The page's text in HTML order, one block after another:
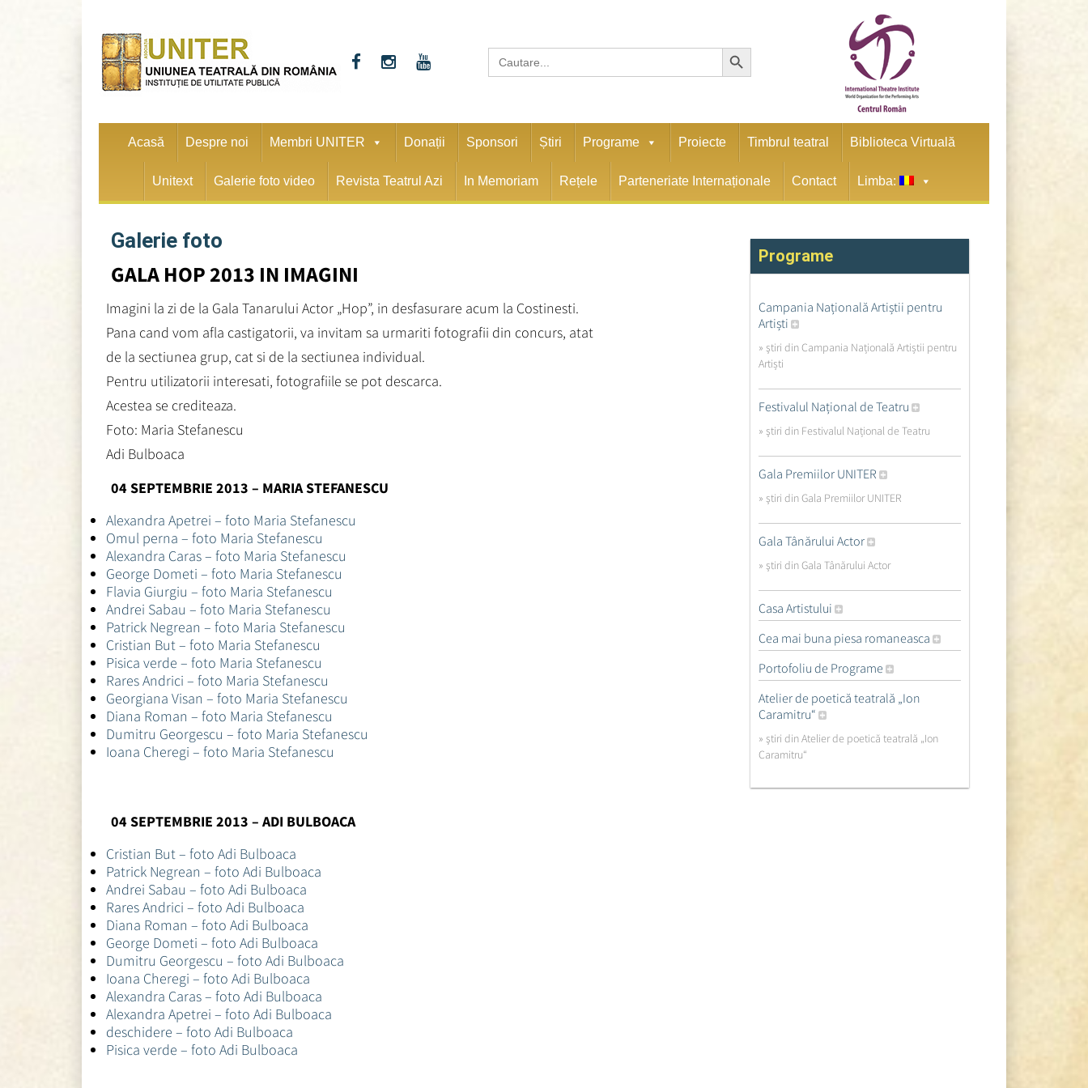
Search
for:
Search Button
Acasă Despre noi Membri UNITER Donații Sponsori Știri Programe Proiecte Timbrul teatral Biblioteca Virtuală
Unitext Galerie foto video Revista Teatrul Azi In Memoriam Rețele Parteneriate Internaționale Contact Limba:
Galerie foto
GALA HOP 2013 IN IMAGINI
Imagini la zi de la Gala Tanarului Actor „Hop”, in desfasurare acum la Costinesti.
Pana cand vom afla castigatorii, va invitam sa urmariti fotografii din concurs, atat
de la sectiunea grup, cat si de la sectiunea individual.
Pentru utilizatorii interesati, fotografiile se pot descarca.
Acestea se crediteaza.
Foto: Maria Stefanescu
Adi Bulboaca
04 SEPTEMBRIE 2013 – MARIA STEFANESCU
Alexandra Apetrei – foto Maria Stefanescu
Omul perna – foto Maria Stefanescu
Alexandra Caras – foto Maria Stefanescu
George Dometi – foto Maria Stefanescu
Flavia Giurgiu – foto Maria Stefanescu
Andrei Sabau – foto Maria Stefanescu
Patrick Negrean – foto Maria Stefanescu
Cristian But – foto Maria Stefanescu
Pisica verde – foto Maria Stefanescu
Rares Andrici – foto Maria Stefanescu
Georgiana Visan – foto Maria Stefanescu
Diana Roman – foto Maria Stefanescu
Dumitru Georgescu – foto Maria Stefanescu
Ioana Cheregi – foto Maria Stefanescu
04 SEPTEMBRIE 2013 – ADI BULBOACA
Cristian But – foto Adi Bulboaca
Patrick Negrean – foto Adi Bulboaca
Andrei Sabau – foto Adi Bulboaca
Rares Andrici – foto Adi Bulboaca
Diana Roman – foto Adi Bulboaca
George Dometi – foto Adi Bulboaca
Dumitru Georgescu – foto Adi Bulboaca
Ioana Cheregi – foto Adi Bulboaca
Alexandra Caras – foto Adi Bulboaca
Alexandra Apetrei – foto Adi Bulboaca
deschidere – foto Adi Bulboaca
Pisica verde – foto Adi Bulboaca
Programe
Campania Națională Artiștii pentru
Artiști
» ştiri din Campania Națională Artiștii pentru
Artiști
Festivalul Național de Teatru
» ştiri din Festivalul Național de Teatru
Gala Premiilor UNITER
» ştiri din Gala Premiilor UNITER
Gala Tânărului Actor
» ştiri din Gala Tânărului Actor
Casa Artistului
Cea mai buna piesa romaneasca
Portofoliu de Programe
Atelier de poetică teatrală „Ion
Caramitru“
» ştiri din Atelier de poetică teatrală „Ion
Caramitru“